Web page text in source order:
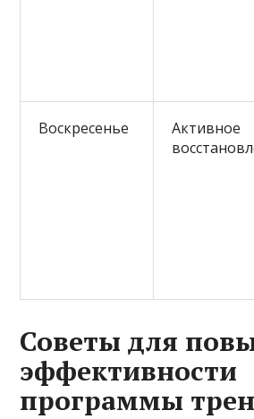
Воскресенье
Активное
Советы для
эффективности
программы